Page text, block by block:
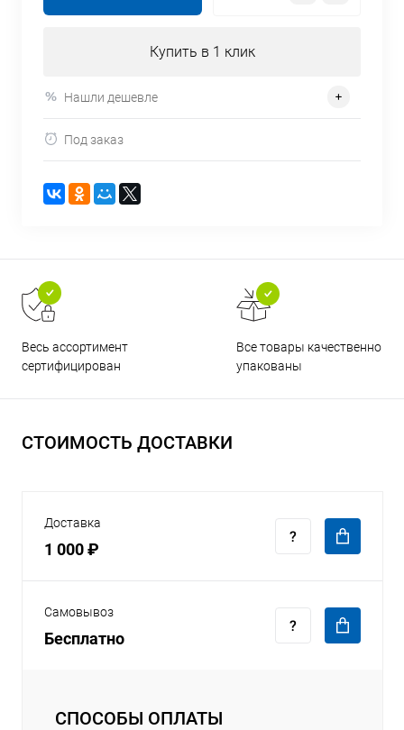
Купить в 1 клик
Нашли дешевле
Под заказ
Весь ассортимент
сертифицирован
Все товары качественно
упакованы
СТОИМОСТЬ ДОСТАВКИ
Доставка
1 000 ₽
Самовывоз
Бесплатно
СПОСОБЫ ОПЛАТЫ